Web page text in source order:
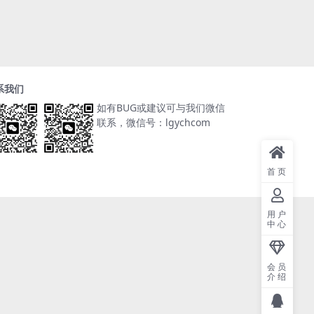
我们
如有BUG或建议可与我们微信
联系，微信号：lgychcom
首页
用户
中心
会员
介绍